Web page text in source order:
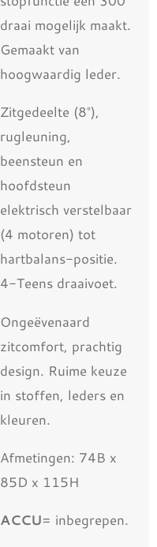
draai mogelijk maakt.
Gemaakt van
hoogwaardig leder.
Zitgedeelte (8°),
rugleuning,
beensteun en
hoofdsteun
elektrisch verstelbaar
(4 motoren) tot
hartbalans-positie.
4-Teens draaivoet.
Ongeëvenaard
zitcomfort, prachtig
design. Ruime keuze
in stoffen, leders en
kleuren.
Afmetingen: 74B x
85D x 115H
ACCU= inbegrepen.